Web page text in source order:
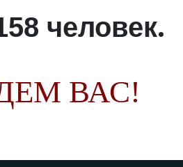
человек.
ВАС!